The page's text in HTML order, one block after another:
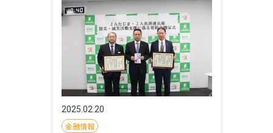
2025.02.20
金融情報